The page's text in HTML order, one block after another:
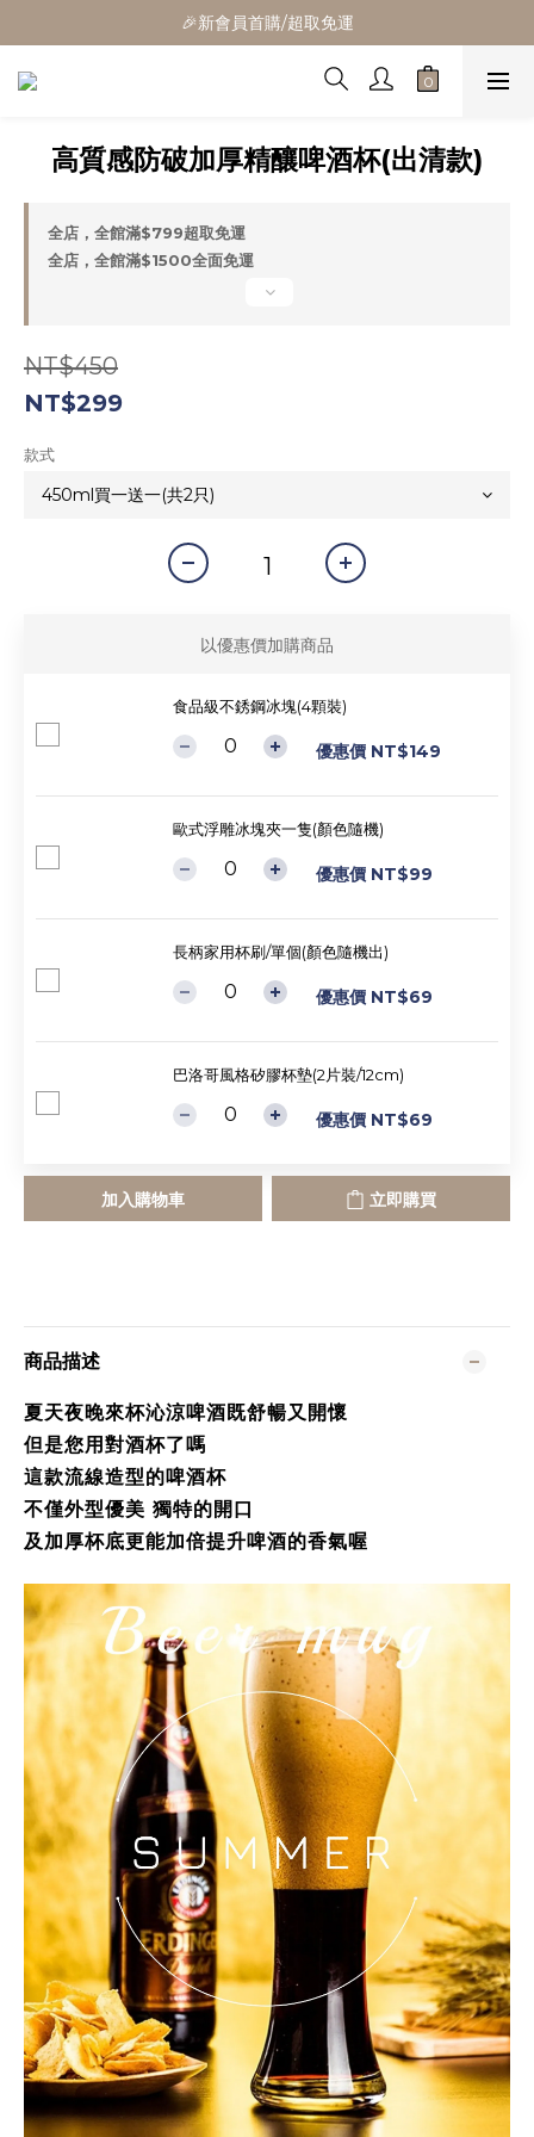
🎁全館消費滿1300立折100
🎉新會員首購/超取免運
🚛全館滿$799超取免運  $1500宅配免運
高質感防破加厚精釀啤酒杯(出清款)
全店，全館滿$799超取免運
全店，全館滿$1500全面免運
NT$450
NT$299
款式
以優惠價加購商品
食品級不銹鋼冰塊(4顆裝)
優惠價 NT$149
歐式浮雕冰塊夾一隻(顏色隨機)
優惠價 NT$99
長柄家用杯刷/單個(顏色隨機出)
優惠價 NT$69
巴洛哥風格矽膠杯墊(2片裝/12cm)
優惠價 NT$69
加入購物車 立即購買
商品描述
夏天夜晚來杯沁涼啤酒既舒暢又開懷
但是您用對酒杯了嗎
這款流線造型的啤酒杯
不僅外型優美 獨特的開口
及加厚杯底更能加倍提升啤酒的香氣喔